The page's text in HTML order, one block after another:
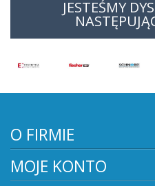
JESTEŚMY
O FIRMIE
MOJE KONTO